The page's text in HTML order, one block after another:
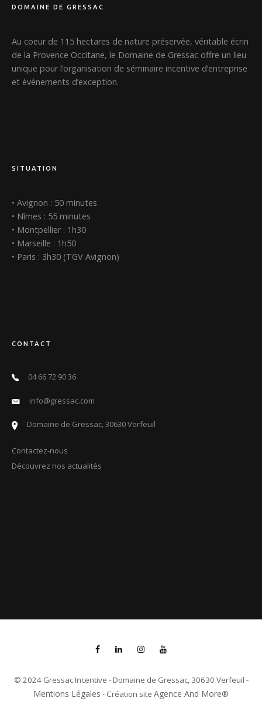
DOMAINE DE GRESSAC
Au coeur de 115 hectares de nature préservée, véritable écrin
de la Provence Occitane, le Domaine de Gressac offre un lieu
unique pour l’organisation de séminaire incentive d’entreprise
et événements d’exception.
SITUATION
• Avignon : 50 minutes
• Nîmes : 55 minutes
• Montpellier : 1h30
• Marseille : 1h50
• Paris : 3h30 (TGV Avignon)
CONTACT
04 66 72 90 36
info@gressac.com
Domaine de Gressac, 30630 Verfeuil
Contactez-nous
Découvrez nos actualités
© 2024 Gressac Incentive - Domaine de Gressac, 30630 Verfeuil -
Mentions Légales - Création site Agence And More®